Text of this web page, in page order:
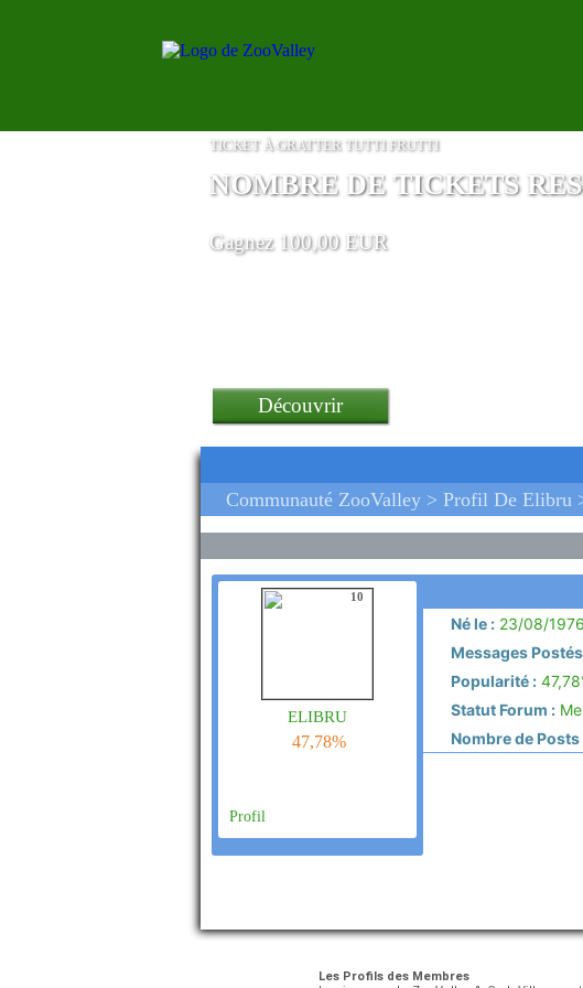
TICKET À GRATTER TUTTI FRUTTI
NOMBRE DE TICKETS
Gagnez 100,00 EUR
Découvrir
un Bartop Arcade Mvsx
Communauté ZooValley > Profil De Elibru
10
elibru
47,78%
Profil
Né le :23/08/1976
Messages
Popularité :
Statut Forum :
Nombre de
Les Profils des Membres